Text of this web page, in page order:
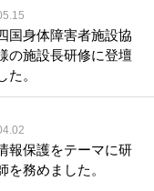
国身体障害者施設協
の施設長研修に登壇
た。
報保護をテーマに研
を務めました。